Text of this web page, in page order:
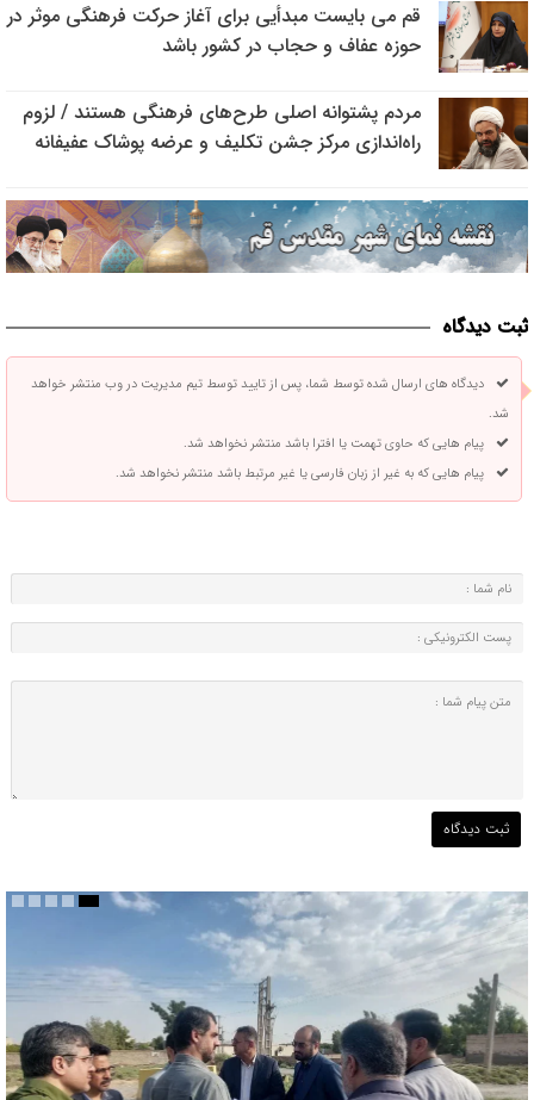
قم می بایست مبدأیی برای آغاز حرکت فرهنگی موثر در
حوزه عفاف و حجاب در کشور باشد
مردم پشتوانه اصلی طرح‌های فرهنگی هستند / لزوم
راه‌اندازی مرکز جشن تکلیف و عرضه پوشاک عفیفانه
ثبت دیدگاه
دیدگاه های ارسال شده توسط شما، پس از تایید توسط تیم مدیریت در وب منتشر خواهد
شد.
پیام هایی که حاوی تهمت یا افترا باشد منتشر نخواهد شد.
پیام هایی که به غیر از زبان فارسی یا غیر مرتبط باشد منتشر نخواهد شد.